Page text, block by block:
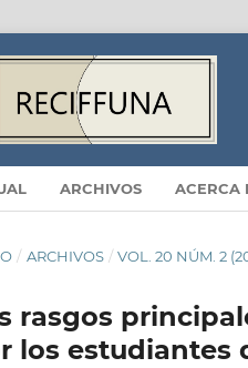
ARCHIVOS ACERCA
/ ARCHIVOS / VOL. 20 NÚM. 2
rasgos
los estudiantes